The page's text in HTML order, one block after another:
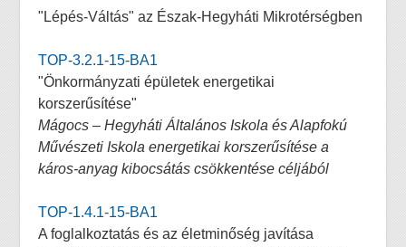
"Lépés-Váltás" az Észak-Hegyháti Mikrotérségben
TOP-3.2.1-15-BA1
"Önkormányzati épületek energetikai
korszerűsítése"
Mágocs – Hegyháti Általános Iskola és Alapfokú
Művészeti Iskola energetikai korszerűsítése a
káros-anyag kibocsátás csökkentése céljából
TOP-1.4.1-15-BA1
A foglalkoztatás és az életminőség javítása